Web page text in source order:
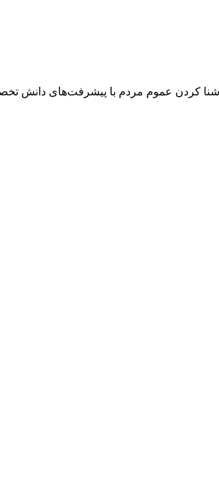
کردن عموم مردم با پیشرفت‌های دانش